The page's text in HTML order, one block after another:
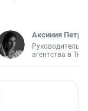
Аксиния
Руководитель
агентства в